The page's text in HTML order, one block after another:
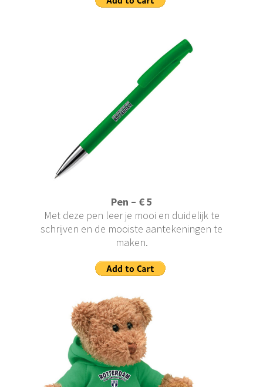
Pen – € 5
Met deze pen leer je mooi en duidelijk te
schrijven en de mooiste aantekeningen te
maken.